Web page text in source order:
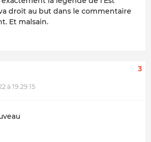
droit au but dans le commentaire
Et malsain.
à 19:29:15
3